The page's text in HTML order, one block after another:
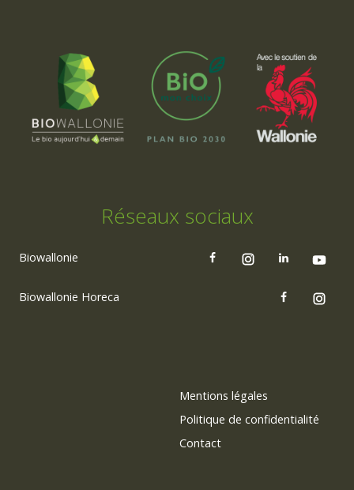
Réseaux sociaux
Biowallonie
Biowallonie Horeca
Mentions légales
Politique de confidentialité
Contact